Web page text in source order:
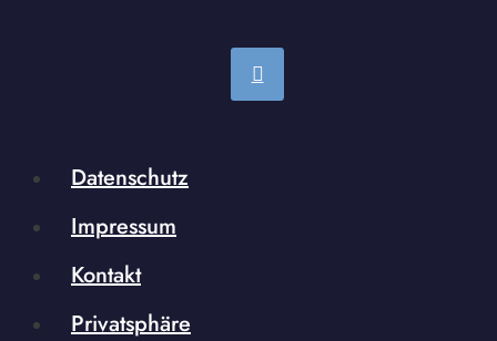
Datenschutz
Impressum
Kontakt
Privatsphäre